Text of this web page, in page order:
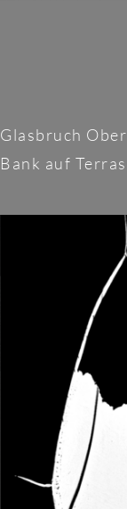
Glasbruch
Bank auf